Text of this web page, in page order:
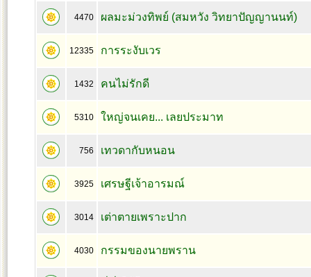
4470 ผลมะม่วงทิพย์ (สมหวัง วิทยาปัญญานนท์)
12335 การระงับเวร
1432 คนไม่รักดี
5310 ใหญ่จนเคย... เลยประมาท
756 เทวดากับหนอน
3925 เศรษฐีเจ้าอารมณ์
3014 เต่าตายเพราะปาก
4030 กรรมของนายพราน